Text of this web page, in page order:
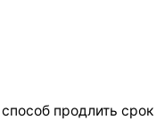
продлить срок